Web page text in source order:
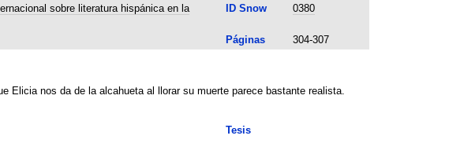
sobre literatura hispánica en la
ID Snow 0380
Páginas
304-307
Elicia nos da de la alcahueta al llorar su muerte parece bastante realista.
Tesis